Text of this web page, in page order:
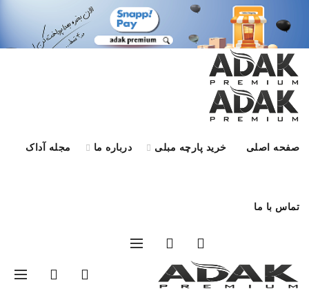
صفحه اصلی خرید پارچه مبلی درباره ما مجله آداک
تماس با ما